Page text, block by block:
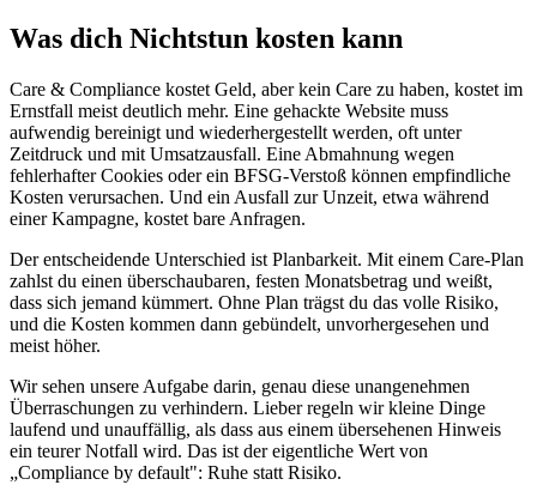
Was dich Nichtstun kosten kann
Care & Compliance kostet Geld, aber kein Care zu haben, kostet im
Ernstfall meist deutlich mehr. Eine gehackte Website muss
aufwendig bereinigt und wiederhergestellt werden, oft unter
Zeitdruck und mit Umsatzausfall. Eine Abmahnung wegen
fehlerhafter Cookies oder ein BFSG-Verstoß können empfindliche
Kosten verursachen. Und ein Ausfall zur Unzeit, etwa während
einer Kampagne, kostet bare Anfragen.
Der entscheidende Unterschied ist Planbarkeit. Mit einem Care-Plan
zahlst du einen überschaubaren, festen Monatsbetrag und weißt,
dass sich jemand kümmert. Ohne Plan trägst du das volle Risiko,
und die Kosten kommen dann gebündelt, unvorhergesehen und
meist höher.
Wir sehen unsere Aufgabe darin, genau diese unangenehmen
Überraschungen zu verhindern. Lieber regeln wir kleine Dinge
laufend und unauffällig, als dass aus einem übersehenen Hinweis
ein teurer Notfall wird. Das ist der eigentliche Wert von
„Compliance by default": Ruhe statt Risiko.